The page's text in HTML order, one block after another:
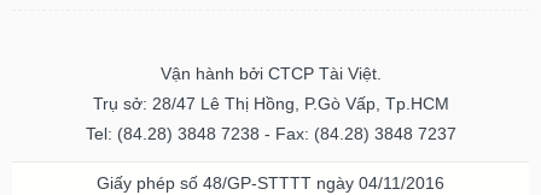
Vận hành bởi CTCP Tài Việt.
Trụ sở: 28/47 Lê Thị Hồng, P.Gò Vấp, Tp.HCM
Tel: (84.28) 3848 7238 - Fax: (84.28) 3848 7237
Giấy phép số 48/GP-STTTT ngày 04/11/2016